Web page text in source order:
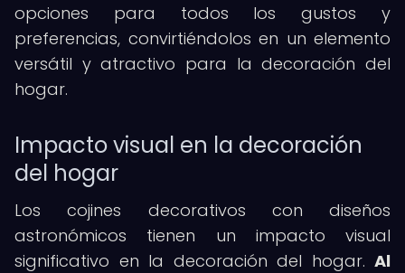
opciones para todos los gustos y
preferencias, convirtiéndolos en un elemento
versátil y atractivo para la decoración del
hogar.
Impacto visual en la decoración
del hogar
Los cojines decorativos con diseños
astronómicos tienen un impacto visual
significativo en la decoración del hogar. Al